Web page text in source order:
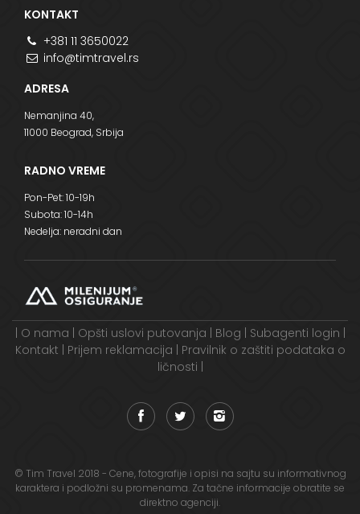
KONTAKT
+381 11 3650022
info@timtravel.rs
ADRESA
Nemanjina 40,
11000 Beograd, Srbija
RADNO VREME
Pon-Pet: 10-19h
Subota: 10-14h
Nedelja: neradni dan
| O nama | Opšti uslovi putovanja | Blog | Subagenti login |
Kontakt | Prijem reklamacija | Pravilnik o zaštiti podataka o
ličnosti |
© Tim Travel 2018 - Cene, fotografije i opisi na sajtu su informativnog
karaktera i podložni su promenama. Za tačne informacije obratite se
direktno agenciji.